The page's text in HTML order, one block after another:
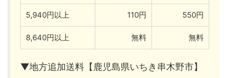
5,940円以上 110円 550円
8,640円以上 無料 無料
▼地方追加送料【鹿児島県いちき串木野市】